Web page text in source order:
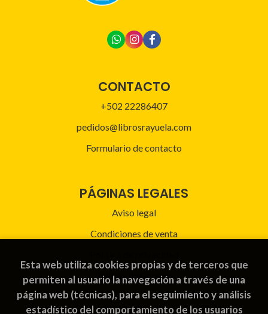
CONTACTO
+502 22286407
pedidos@librosrayuela.com
Formulario de contacto
PÁGINAS LEGALES
Aviso legal
Condiciones de venta
Política de Cookies
Esta web utiliza cookies propias y de terceros que
permiten al usuario la navegación a través de una
página web (técnicas), para el seguimiento y análisis
estadístico del comportamiento de los usuarios